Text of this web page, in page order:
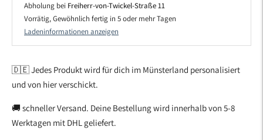
Abholung bei Freiherr-von-Twickel-Straße 11
Vorrätig, Gewöhnlich fertig in 5 oder mehr Tagen
Ladeninformationen anzeigen
🇩🇪 Jedes Produkt wird für dich im Münsterland personalisiert
und von hier verschickt.
🚚 schneller Versand. Deine Bestellung wird innerhalb von 5-8
Werktagen mit DHL geliefert.